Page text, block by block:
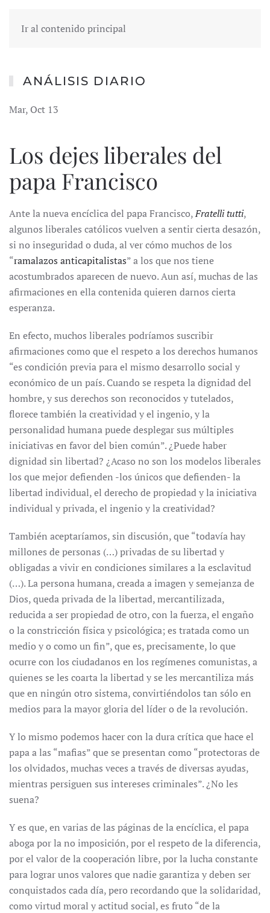
Ir al contenido principal
ANÁLISIS DIARIO
Mar, Oct 13
Los dejes liberales del
papa Francisco
Ante la nueva encíclica del papa Francisco,Fratelli tutti,
algunos liberales católicos vuelven a sentir cierta desazón,
si no inseguridad o duda, al ver cómo muchos de los
“ramalazos anticapitalistas” a los que nos tiene
acostumbrados aparecen de nuevo. Aun así, muchas de las
afirmaciones en ella contenida quieren darnos cierta
esperanza.
En efecto, muchos liberales podríamos suscribir
afirmaciones como que el respeto a los derechos humanos
“es condición previa para el mismo desarrollo social y
económico de un país. Cuando se respeta la dignidad del
hombre, y sus derechos son reconocidos y tutelados,
florece también la creatividad y el ingenio, y la
personalidad humana puede desplegar sus múltiples
iniciativas en favor del bien común”. ¿Puede haber
dignidad sin libertad? ¿Acaso no son los modelos liberales
los que mejor defienden -los únicos que defienden- la
libertad individual, el derecho de propiedad y la iniciativa
individual y privada, el ingenio y la creatividad?
También aceptaríamos, sin discusión, que “todavía hay
millones de personas (…) privadas de su libertad y
obligadas a vivir en condiciones similares a la esclavitud
(…). La persona humana, creada a imagen y semejanza de
Dios, queda privada de la libertad, mercantilizada,
reducida a ser propiedad de otro, con la fuerza, el engaño
o la constricción física y psicológica; es tratada como un
medio y o como un fin”, que es, precisamente, lo que
ocurre con los ciudadanos en los regímenes comunistas, a
quienes se les coarta la libertad y se les mercantiliza más
que en ningún otro sistema, convirtiéndolos tan sólo en
medios para la mayor gloria del líder o de la revolución.
Y lo mismo podemos hacer con la dura crítica que hace el
papa a las “mafias” que se presentan como “protectoras de
los olvidados, muchas veces a través de diversas ayudas,
mientras persiguen sus intereses criminales”. ¿No les
suena?
Y es que, en varias de las páginas de la encíclica, el papa
aboga por la no imposición, por el respeto de la diferencia,
por el valor de la cooperación libre, por la lucha constante
para lograr unos valores que nadie garantiza y deben ser
conquistados cada día, pero recordando que la solidaridad,
como virtud moral y actitud social, es fruto “de la